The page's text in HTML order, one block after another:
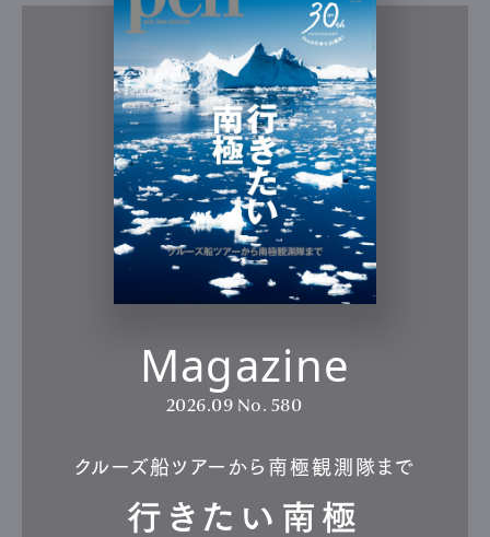
Magazine
2026.09 No. 580
クルーズ船ツアーから南極観測隊まで
行きたい南極